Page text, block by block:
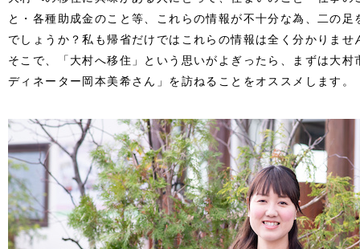
と・各種助成金のこと等、これらの情報が不十分な為、二の
でしょうか？私も帰省だけではこれらの情報は全く分かりませ
そこで、「大村へ移住」という思いがよぎったら、まずは大
ディネーター岡本美希さん」を訪ねることをオススメします。